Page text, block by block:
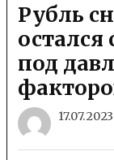
Рубль
под
17.07.2023